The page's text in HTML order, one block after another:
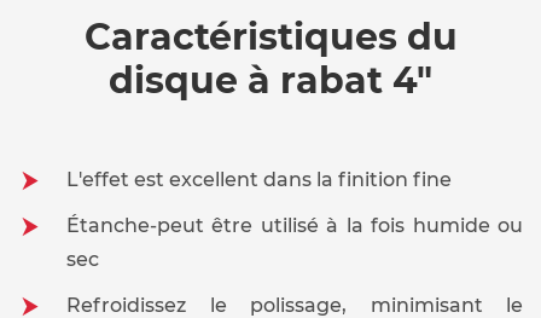
Caractéristiques du
disque à rabat 4"
L'effet est excellent dans la finition fine
Étanche-peut être utilisé à la fois humide ou
sec
Refroidissez le polissage, minimisant le